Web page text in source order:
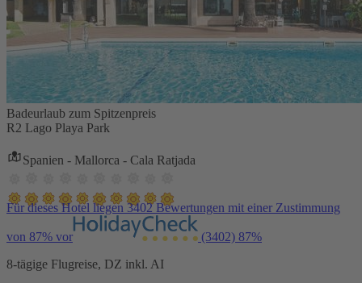
Badeurlaub zum Spitzenpreis
R2 Lago Playa Park
Spanien - Mallorca - Cala Ratjada
Für dieses Hotel liegen 3402 Bewertungen mit einer Zustimmung
von 87% vor (3402) 87%
8-tägige Flugreise, DZ inkl. AI